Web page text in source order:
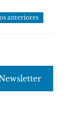
anteriores